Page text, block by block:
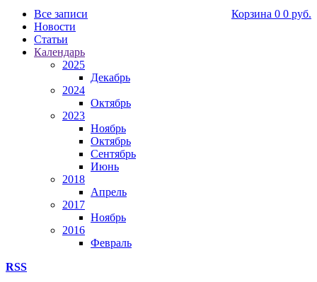
Корзина 0 0 руб.
Все записи
Новости
Статьи
Календарь
2025
Декабрь
2024
Октябрь
2023
Ноябрь
Октябрь
Сентябрь
Июнь
2018
Апрель
2017
Ноябрь
2016
Февраль
RSS